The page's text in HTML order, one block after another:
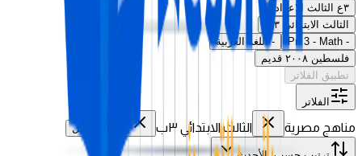
٣ع الثالث الاعدادي
الثالث الابتدائي ٣ب
-
Pri.3 - Math
- اللغة العربية
فلسطين ٢٠٠٨ قديم
تطبيق الفلاتر
الفلاتر
مناهج مصرية الثالث الابتدائي ٣ب مسح الكل